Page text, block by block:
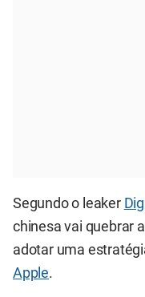
Segundo o leaker
chinesa vai quebrar
adotar uma
Apple.